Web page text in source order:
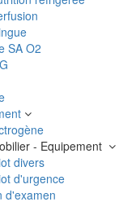
SA O2
- Equipement
divers
d'urgence
d'examen